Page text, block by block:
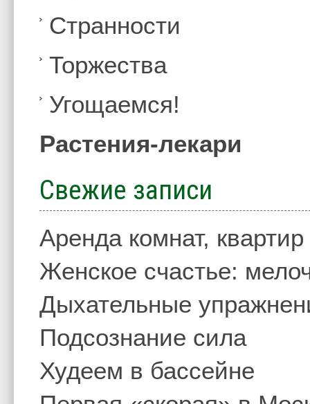
Странности
Торжества
Угощаемся!
Растения-лекари
Свежие записи
Аренда комнат,
Женское счастье:
Дыхательные
Подсознание сила
Худеем в бассейне